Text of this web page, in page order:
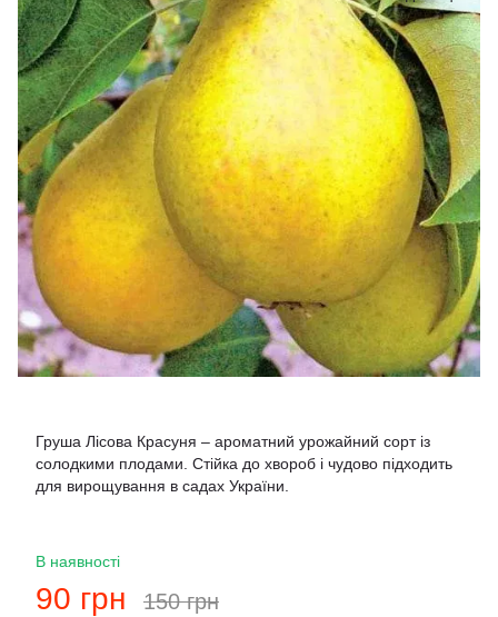
Груша Лісова Красуня – ароматний урожайний сорт із
солодкими плодами. Стійка до хвороб і чудово підходить
для вирощування в садах України.
В наявності
90 грн 150 грн